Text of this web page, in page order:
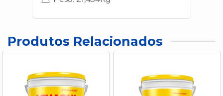
Produtos Relacionados